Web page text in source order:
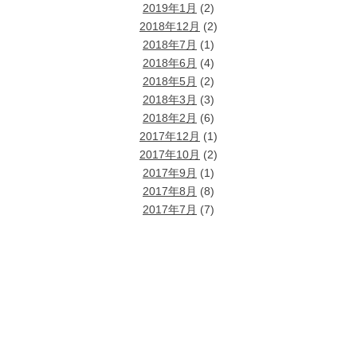
2019年1月 (2)
2018年12月 (2)
2018年7月 (1)
2018年6月 (4)
2018年5月 (2)
2018年3月 (3)
2018年2月 (6)
2017年12月 (1)
2017年10月 (2)
2017年9月 (1)
2017年8月 (8)
2017年7月 (7)